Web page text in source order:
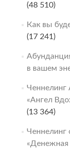
(48 510)
Как вы
(17 241)
в вашем
Ченнелинг
«Ангел
(13 364)
Ченнелинг
«Денежная